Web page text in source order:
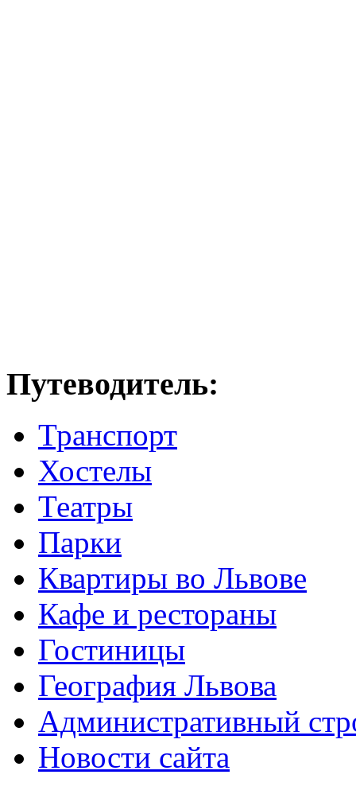
Путеводитель:
Транспорт
Хостелы
Театры
Парки
Квартиры во Львове
Кафе и рестораны
Гостиницы
География Львова
Административный
Новости сайта